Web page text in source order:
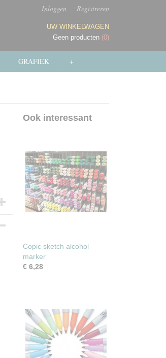
Inloggen Registreren
UW WINKELWAGEN
Geen producten (0)
GRAFIEK +
Ook interessant
Copic sketch alcohol
marker
€ 6,28